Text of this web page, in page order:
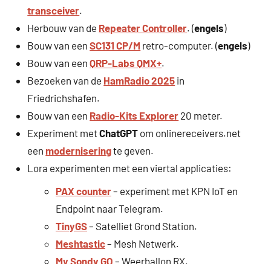
transceiver.
Herbouw van de Repeater Controller. (engels)
Bouw van eenSC131 CP/M retro-computer. (engels)
Bouw van eenQRP-Labs QMX+.
Bezoeken van de HamRadio 2025 in
Friedrichshafen.
Bouw van een Radio-Kits Explorer 20 meter.
Experiment metChatGPT om onlinereceivers.net
een moderniseringte geven.
Lora experimenten met een viertal applicaties:
PAX counter– experiment met KPN IoT en
Endpoint naar Telegram.
TinyGS– Satelliet Grond Station.
Meshtastic– Mesh Netwerk.
My Sondy GO – Weerballon RX.